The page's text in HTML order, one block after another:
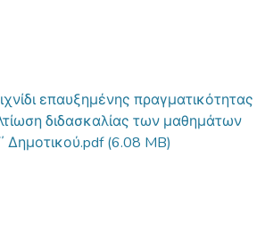
επαυξημένης πραγματικότητας
διδασκαλίας των μαθημάτων
Δημοτικού.pdf(6.08 MB)